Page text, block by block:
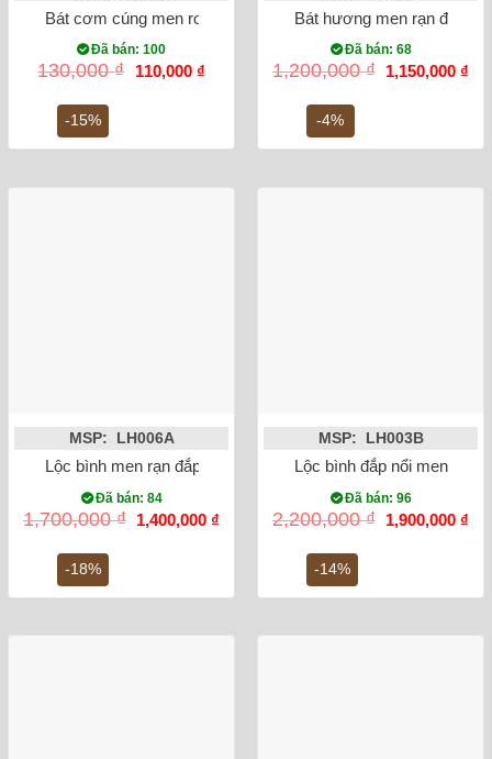
-15%
Bát cơm cúng men rong vẽ sen
Đã bán: 100
130,000₫
Giá
110,000 ₫Giá
-4%
Bát hương men rạn đắp
Đã bán: 68
1,200,000₫
Giá
gốc
1,150,000 ₫
-18%
MSP: LH006A
Lộc bình men rạn đắp nổi sen 27cm
Đã bán: 84
1,700,000₫
Giá
gốc
1,400,000 ₫
1,400,000 ₫.
-14%
MSP: LH003B
Lộc bình đắp nổi men rạn
Đã bán: 96
2,200,000₫
Giá
gốc
1,900,000 ₫